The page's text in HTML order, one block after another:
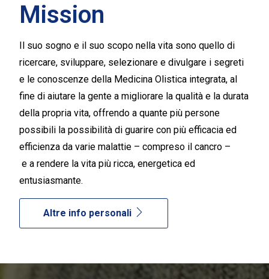
Mission
Il suo sogno e il suo scopo nella vita sono quello di
ricercare, sviluppare, selezionare e divulgare i segreti
e le conoscenze della Medicina Olistica integrata, al
fine di aiutare la gente a migliorare la qualità e la durata
della propria vita, offrendo a quante più persone
possibili la possibilità di guarire con più efficacia ed
efficienza da varie malattie – compreso il cancro –
e a rendere la vita più ricca, energetica ed
entusiasmante.
Altre info personali